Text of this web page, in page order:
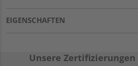
EIGENSCHAFTEN
Unsere